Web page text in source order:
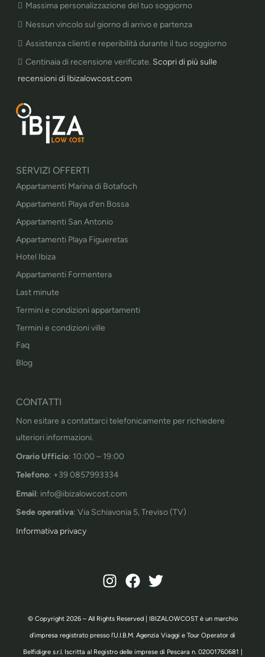
Massima personalizzazione del tuo soggiorno
Nessun vincolo sul giorno di arrivo e partenza
Assistenza clienti e reperibilità durante il tuo soggiorno
Centinaia di recensione verificate. Scopri di più sulle
recensioni di Ibizalowcost.com
SERVIZI OFFERTI
Appartamenti Marina di Botafoch
Appartamenti Playa d’en Bossa
Appartamenti San Antonio
Appartamenti Playa Figueretas
Hotel Ibiza
Appartamenti Formentera
Last minute
Termini e condizioni appartamenti
Termini e condizioni ville
Faq
Blog
CONTATTI
Non esitare a contattarci telefonicamente per richiedere
ulteriori informazioni.
Orario Ufficio: 10:00 – 19:00
Telefono: +39 0857993334
Email: info@ibizalowcost.com
Sede operativa: Via Schiavonia 5, Treviso (TV)
Informativa privacy
© Copyright 2026 – All Rights Reserved | IBIZALOWCOST è un marchio
d’impresa registrato presso l’U.I.B.M. Agenzia Viaggi e Tour Operator di
Belfidigre s.r.l. Iscritta al Registro delle imprese di Pescara n. 02001760681 |